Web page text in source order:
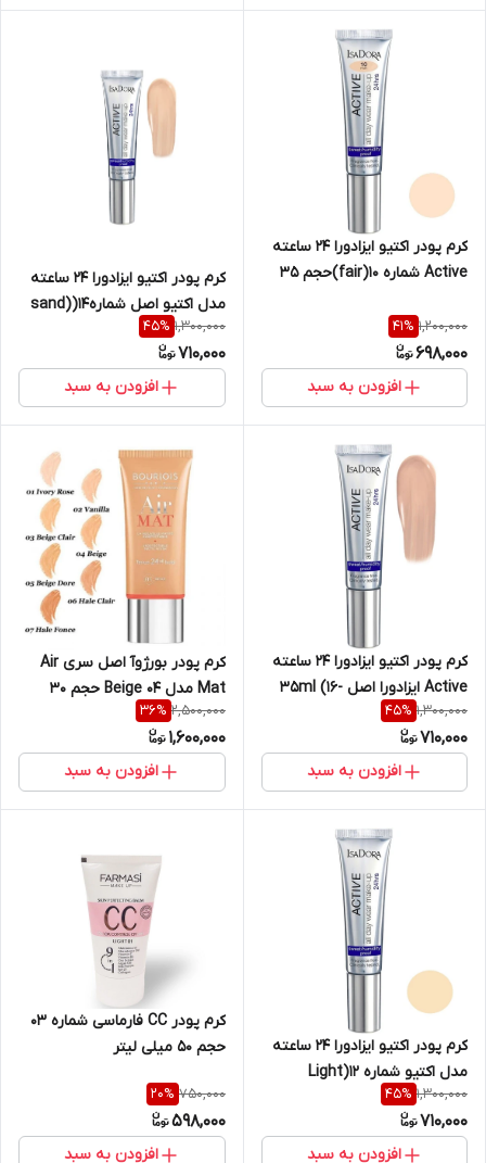
کرم پودر اکتیو ایزادورا 24 ساعته
Active شماره 10(fair)حجم 35
1,200,000
41%
698,000
افزودن به سبد
کرم پودر اکتیو ایزادورا 24 ساعته
مدل اکتیو اصل شماره14(sand)
۳۵ میل
1,300,000
45%
710,000
افزودن به سبد
کرم پودر اکتیو ایزادورا 24 ساعته
Active ایزادورا اصل 35ml (16-
Warm Beige )
1,300,000
45%
710,000
افزودن به سبد
کرم پودر بورژ‌وآ اصل سری Air
Mat مدل Beige ۰۴ حجم 30
میلی لیتر
2,500,000
36%
1,600,000
افزودن به سبد
کرم پودر اکتیو ایزادورا 24 ساعته
مدل اکتیو شماره 12(Light
honey)
1,300,000
45%
710,000
افزودن به سبد
کرم پودر CC فارماسی شماره 03
حجم 50 میلی لیتر
750,000
20%
598,000
افزودن به سبد